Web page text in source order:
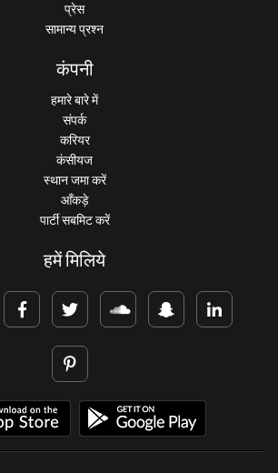
प्रेस
सामान्य प्रश्न
कंपनी
हमारे बारे में
संपर्क
करियर
कंसीयज
स्थान जमा करें
आँकड़े
पार्टी सबमिट करें
हमें मिलिये